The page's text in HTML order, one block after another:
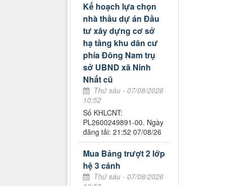
Kế hoạch lựa chọn
nhà thầu dự án Đầu
tư xây dựng cơ sở
hạ tầng khu dân cư
phía Đông Nam trụ
sở UBND xã Ninh
Nhất cũ
Thứ sáu - 07/08/2026
10:52
Số KHLCNT:
PL2600249891-00. Ngày
đăng tải: 21:52 07/08/26
Mua Bảng trượt 2 lớp
hệ 3 cánh
Thứ sáu - 07/08/2026